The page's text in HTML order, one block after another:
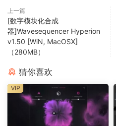
上一篇
[数字模块化合成
器]Wavesequencer Hyperion
v1.50 [WiN, MacOSX]
（280MB）
猜你喜欢
VIP